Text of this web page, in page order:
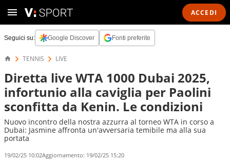
ACCEDI
Seguici su: Google Discover Fonti preferite
TENNIS LIVE
Diretta live WTA 1000 Dubai 2025,
infortunio alla caviglia per Paolini
sconfitta da Kenin. Le condizioni
Nuovo incontro della nostra azzurra al torneo WTA in corso a
Dubai: Jasmine affronta un'avversaria temibile ma alla sua
portata
19/02/25 10:02Aggiornamento: 19/02/25 15:20